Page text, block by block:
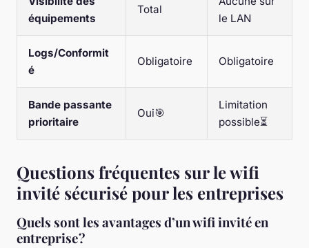
équipements
Total
le LAN
Logs/Conformit
é
Obligatoire Obligatoire
Bande passante
prioritaire
Oui🎯
Limitation
possible⏳
Questions fréquentes sur le wifi
invité sécurisé pour les entreprises
Quels sont les avantages d’un wifi invité en
entreprise ?